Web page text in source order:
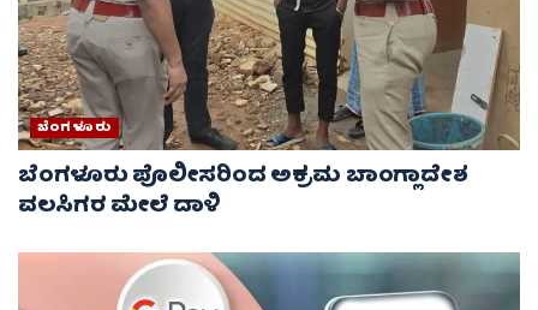
ಬೆಂಗಳೂರು
ಬೆಂಗಳೂರು ಪೊಲೀಸರಿಂದ ಅಕ್ರಮ ಬಾಂಗ್ಲಾದೇಶ
ವಲಸಿಗರ ಮೇಲೆ ದಾಳಿ